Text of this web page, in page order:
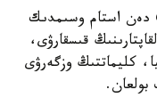
جالپى سوڭعى ءۇش عاسىردا الەمدە 600 دەن استام وسىمدىك
قىسقارۋى،
كليماتتىڭ وزگەرۋى
بولعان.